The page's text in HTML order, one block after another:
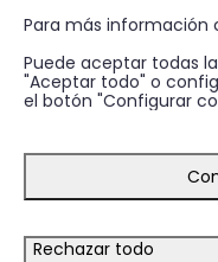
DISPONIBILIDAD
TE PODRÍA
LOOK
Para más información
Puede aceptar todas
"Aceptar todo" o
el botón "Configurar
Rechazar todo